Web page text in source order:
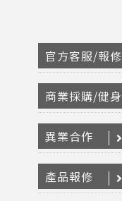
官方客服/報
商業採購/健
異業合作
產品報修